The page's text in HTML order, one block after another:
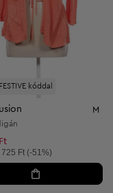
kóddal
M
Ft (-51%)